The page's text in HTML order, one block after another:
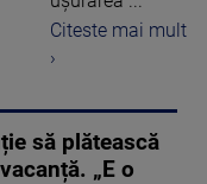
Citeste mai mult
›
să plătească
„E o